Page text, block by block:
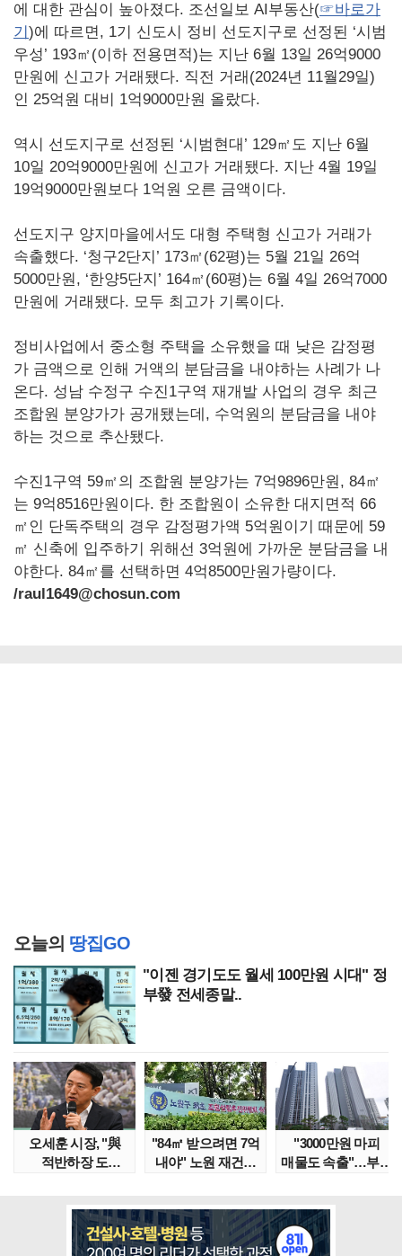
에 대한 관심이 높아졌다. 조선일보 AI부동산(☞바로가
기 )에 따르면, 1기 신도시 정비 선도지구로 선정된 ‘시범
우성’ 193㎡(이하 전용면적)는 지난 6월 13일 26억9000
만원에 신고가 거래됐다. 직전 거래(2024년 11월29일)
인 25억원 대비 1억9000만원 올랐다.
역시 선도지구로 선정된 ‘시범현대’ 129㎡도 지난 6월
10일 20억9000만원에 신고가 거래됐다. 지난 4월 19일
19억9000만원보다 1억원 오른 금액이다.
선도지구 양지마을에서도 대형 주택형 신고가 거래가
속출했다. ‘청구2단지’ 173㎡(62평)는 5월 21일 26억
5000만원, ‘한양5단지’ 164㎡(60평)는 6월 4일 26억7000
만원에 거래됐다. 모두 최고가 기록이다.
정비사업에서 중소형 주택을 소유했을 때 낮은 감정평
가 금액으로 인해 거액의 분담금을 내야하는 사례가 나
온다. 성남 수정구 수진1구역 재개발 사업의 경우 최근
조합원 분양가가 공개됐는데, 수억원의 분담금을 내야
하는 것으로 추산됐다.
수진1구역 59㎡의 조합원 분양가는 7억9896만원, 84㎡
는 9억8516만원이다. 한 조합원이 소유한 대지면적 66
㎡인 단독주택의 경우 감정평가액 5억원이기 때문에 59
㎡ 신축에 입주하기 위해선 3억원에 가까운 분담금을 내
야한다. 84㎡를 선택하면 4억8500만원가량이다.
/raul1649@chosun.com
오늘의 땅집GO
"이젠 경기도도 월세 100만원 시대" 정
부發 전세종말..
오세훈 시장, "與
적반하장 도
"84㎡ 받으려면 7억
내야" 노원 재건축
"3000만원 마피
매물도 속출"…부산